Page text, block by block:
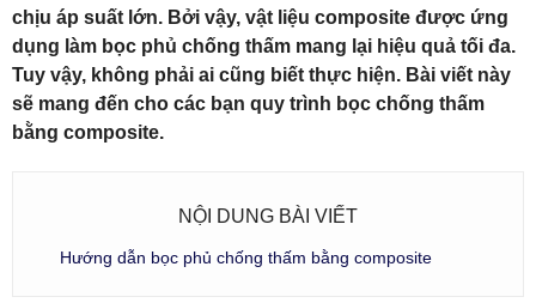
chịu áp suất lớn. Bởi vậy, vật liệu composite được ứng
dụng làm bọc phủ chống thấm mang lại hiệu quả tối đa.
Tuy vậy, không phải ai cũng biết thực hiện. Bài viết này
sẽ mang đến cho các bạn quy trình bọc chống thấm
bằng composite.
NỘI DUNG BÀI VIẾT
Hướng dẫn bọc phủ chống thấm bằng composite